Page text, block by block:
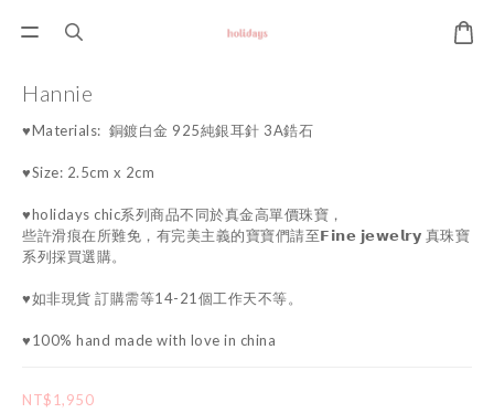
Hannie
♥Materials:  銅鍍白金 925純銀耳針 3A鋯石
♥Size: 2.5cm x 2cm
♥holidays chic系列商品不同於真金高單價珠寶，
些許滑痕在所難免，有完美主義的寶寶們請至𝗙𝗶𝗻𝗲 𝗷𝗲𝘄𝗲𝗹𝗿𝘆 真珠寶
系列採買選購。
♥如非現貨 訂購需等14-21個工作天不等。
♥100% hand made with love in china
NT$1,950